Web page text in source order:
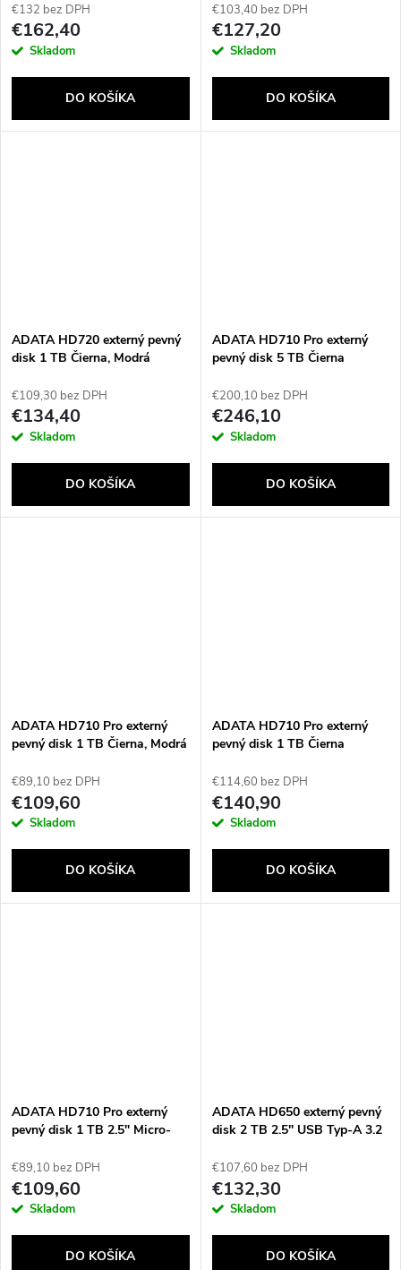
€132 bez DPH
€162,40
Skladom
DO KOŠÍKA
€103,40 bez DPH
€127,20
Skladom
DO KOŠÍKA
ADATA HD720 externý pevný
disk 1 TB Čierna, Modrá
€109,30 bez DPH
€134,40
Skladom
DO KOŠÍKA
ADATA HD710 Pro externý
pevný disk 5 TB Čierna
€200,10 bez DPH
€246,10
Skladom
DO KOŠÍKA
ADATA HD710 Pro externý
pevný disk 1 TB Čierna, Modrá
€89,10 bez DPH
€109,60
Skladom
DO KOŠÍKA
ADATA HD710 Pro externý
pevný disk 1 TB Čierna
€114,60 bez DPH
€140,90
Skladom
DO KOŠÍKA
ADATA HD710 Pro externý
pevný disk 1 TB 2.5" Micro-
Čierna, Žltá
€89,10 bez DPH
€109,60
Skladom
DO KOŠÍKA
ADATA HD650 externý pevný
disk 2 TB 2.5" USB Typ-A 3.2
€107,60 bez DPH
€132,30
Skladom
DO KOŠÍKA